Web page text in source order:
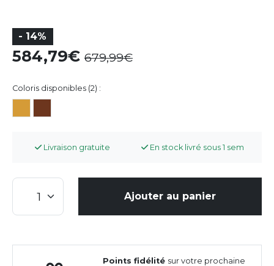
- 14%
584,79 679,99
Coloris disponibles (2) :
Livraison gratuite En stock livré sous 1 sem
Ajouter au panier
Points fidélité sur votre prochaine